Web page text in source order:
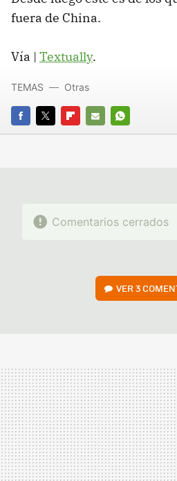
fuera de China.
Vía | Textually.
FACEBOOK
TWITTERFLIPBOARD
E-
WHATSAPP
TEMAS Otras
Comentarios cerrados
VER3